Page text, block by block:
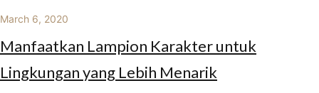
March 6, 2020
Manfaatkan Lampion Karakter untuk
Lingkungan yang Lebih Menarik